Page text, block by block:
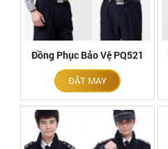
Đồng Phục Bảo Vệ PQ521
ĐẶT MAY